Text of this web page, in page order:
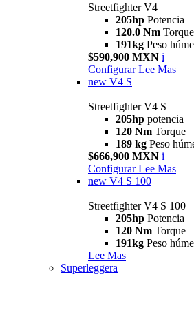
Streetfighter V4
205hp Potencia
120.0 Nm Torque
191kg Peso
$590,900 MXN i
Configurar Lee Mas
new V4 S
Streetfighter V4 S
205hp potencia
120 Nm Torque
189 kg Peso
$666,900 MXN i
Configurar Lee Mas
new V4 S 100
Streetfighter V4 S 100
205hp Potencia
120 Nm Torque
191kg Peso
Lee Mas
Superleggera